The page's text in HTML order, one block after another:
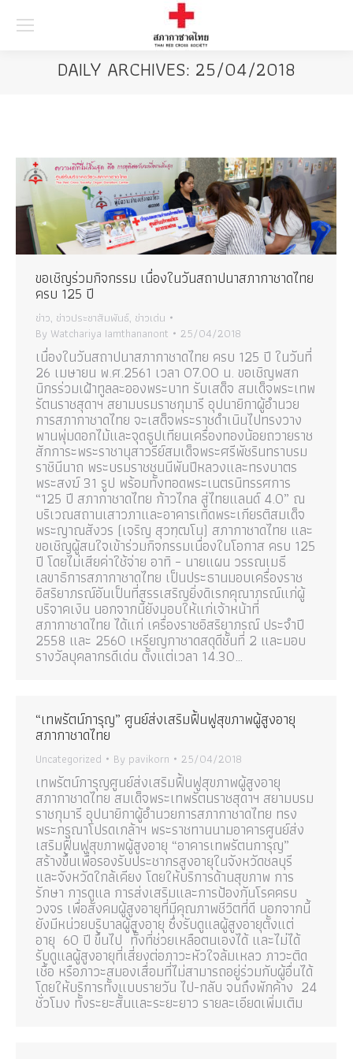
DAILY ARCHIVES: 25/04/2018
ขอเชิญร่วมกิจกรรม เนื่องในวันสถาปนาสภากาชาดไทย
ครบ 125 ปี
ข่าว, ข่าวประชาสัมพันธ์, ข่าวเด่น
By Watchariya Iamthananont 25/04/2018
เนื่องในวันสถาปนาสภากาชาดไทย ครบ 125 ปี ในวันที่
26 เมษายน พ.ศ.2561 เวลา 07.00 น. ขอเชิญพสก
นิกรร่วมเฝ้าทูลละอองพระบาท รับเสด็จ สมเด็จพระเทพ
รัตนราชสุดาฯ สยามบรมราชกุมารี อุปนายิกาผู้อำนวย
การสภากาชาดไทย จะเสด็จพระราชดำเนินไปทรงวาง
พานพุ่มดอกไม้และจุดธูปเทียนเครื่องทองน้อยถวายราช
สักการะพระราชานุสาวรีย์สมเด็จพระศรีพัชรินทราบรม
ราชินีนาถ พระบรมราชชนนีพันปีหลวงและทรงบาตร
พระสงฆ์ 31 รูป พร้อมทั้งทอดพระเนตรนิทรรศการ
“125 ปี สภากาชาดไทย ก้าวไกล สู่ไทยแลนด์ 4.0” ณ
บริเวณสถานเสาวภาและอาคารเทิดพระเกียรติสมเด็จ
พระญาณสังวร (เจริญ สุวฑฺฒโน) สภากาชาดไทย และ
ขอเชิญผู้สนใจเข้าร่วมกิจกรรมเนื่องในโอกาส ครบ 125
ปี โดยไม่เสียค่าใช้จ่าย อาทิ – นายแผน วรรณเมธี
เลขาธิการสภากาชาดไทย เป็นประธานมอบเครื่องราช
อิสริยาภรณ์อันเป็นที่สรรเสริญยิ่งดิเรกคุณาภรณ์แก่ผู้
บริจาคเงิน นอกจากนี้ยังมอบให้แก่เจ้าหน้าที่
สภากาชาดไทย ได้แก่ เครื่องราชอิสริยาภรณ์ ประจำปี
2558 และ 2560 เหรียญกาชาดสดุดีชั้นที่ 2 และมอบ
รางวัลบุคลากรดีเด่น ตั้งแต่เวลา 14.30…
“เทพรัตน์การุญ” ศูนย์ส่งเสริมฟื้นฟูสุขภาพผู้สูงอายุ
สภากาชาดไทย
Uncategorized By pavikorn 25/04/2018
เทพรัตน์การุญศูนย์ส่งเสริมฟื้นฟูสุขภาพผู้สูงอายุ
สภากาชาดไทย สมเด็จพระเทพรัตนราชสุดาฯ สยามบรม
ราชกุมารี อุปนายิกาผู้อำนวยการสภากาชาดไทย ทรง
พระกรุณาโปรดเกล้าฯ พระราชทานนามอาคารศูนย์ส่ง
เสริมฟื้นฟูสุขภาพผู้สูงอายุ “อาคารเทพรัตนการุญ”
สร้างขึ้นเพื่อรองรับประชากรสูงอายุในจังหวัดชลบุรี
และจังหวัดใกล้เคียง โดยให้บริการด้านสุขภาพ การ
รักษา การดูแล การส่งเสริมและการป้องกันโรคครบ
วงจร เพื่อสังคมผู้สูงอายุที่มีคุณภาพชีวิตที่ดี นอกจากนี้
ยังมีหน่วยบริบาลผู้สูงอายุ ซึ่งรับดูแลผู้สูงอายุตั้งแต่
อายุ 60 ปี ขึ้นไป ทั้งที่ช่วยเหลือตนเองได้ และไม่ได้
รับดูแลผู้สูงอายุที่เสี่ยงต่อภาวะหัวใจล้มเหลว ภาวะติด
เชื้อ หรือภาวะสมองเสื่อมที่ไม่สามารถอยู่ร่วมกับผู้อื่นได้
โดยให้บริการทั้งแบบรายวัน ไป-กลับ จนถึงพักค้าง 24
ชั่วโมง ทั้งระยะสั้นและระยะยาว รายละเอียดเพิ่มเติม